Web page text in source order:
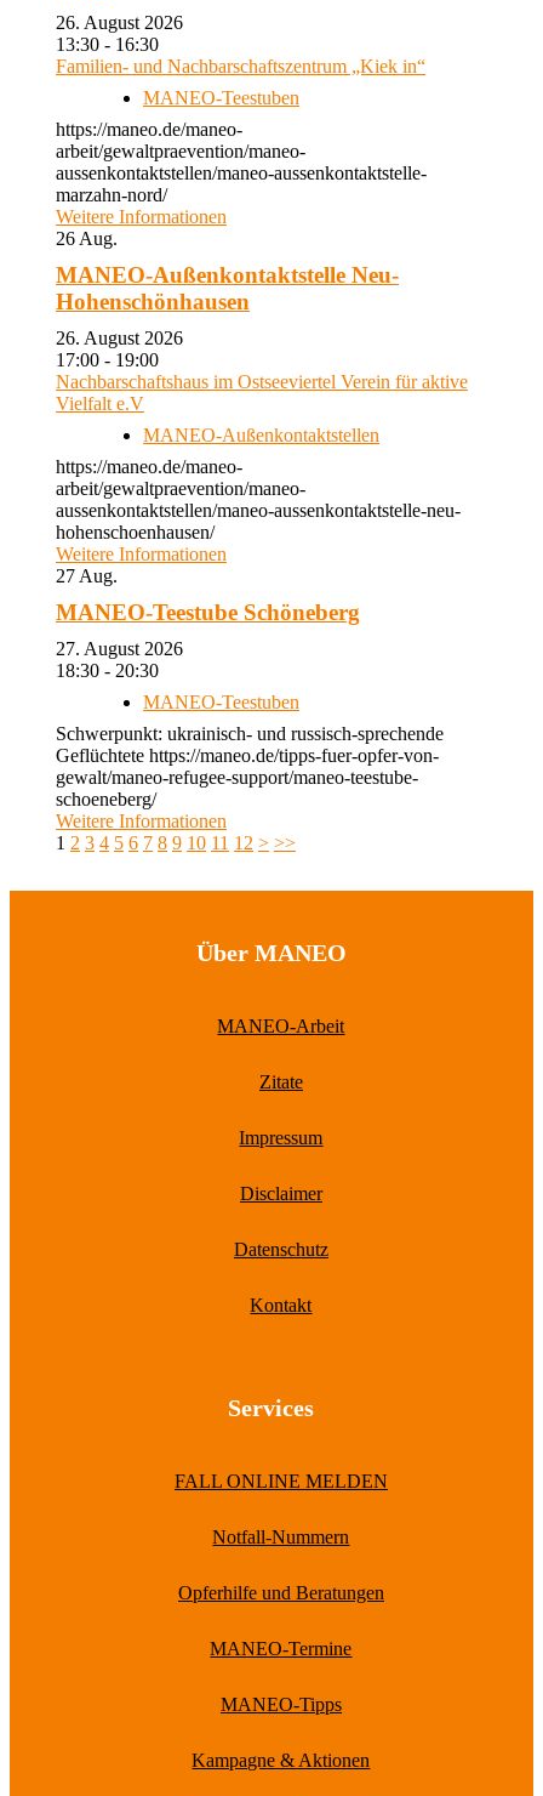
26. August 2026
13:30 - 16:30
Familien- und Nachbarschaftszentrum „Kiek in“
MANEO-Teestuben
https://maneo.de/maneo-
arbeit/gewaltpraevention/maneo-
aussenkontaktstellen/maneo-aussenkontaktstelle-
marzahn-nord/
Weitere Informationen
26 Aug.
MANEO-Außenkontaktstelle Neu-
Hohenschönhausen
26. August 2026
17:00 - 19:00
Nachbarschaftshaus im Ostseeviertel Verein für aktive
Vielfalt e.V
MANEO-Außenkontaktstellen
https://maneo.de/maneo-
arbeit/gewaltpraevention/maneo-
aussenkontaktstellen/maneo-aussenkontaktstelle-neu-
hohenschoenhausen/
Weitere Informationen
27 Aug.
MANEO-Teestube Schöneberg
27. August 2026
18:30 - 20:30
MANEO-Teestuben
Schwerpunkt: ukrainisch- und russisch-sprechende
Geflüchtete https://maneo.de/tipps-fuer-opfer-von-
gewalt/maneo-refugee-support/maneo-teestube-
schoeneberg/
Weitere Informationen
1 2 3 4 5 6 7 8 9 10 11 12 > >>
Über MANEO
MANEO-Arbeit
Zitate
Impressum
Disclaimer
Datenschutz
Kontakt
Services
FALL ONLINE MELDEN
Notfall-Nummern
Opferhilfe und Beratungen
MANEO-Termine
MANEO-Tipps
Kampagne & Aktionen